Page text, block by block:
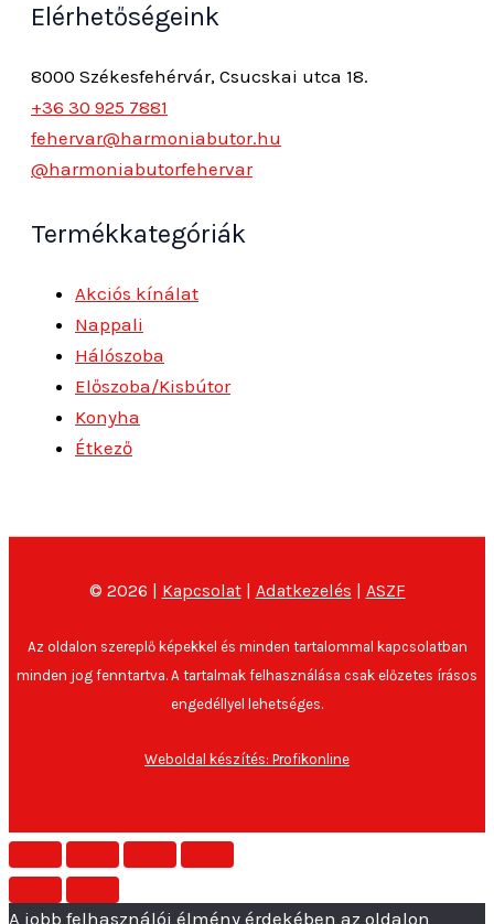
Elérhetőségeink
8000 Székesfehérvár, Csucskai utca 18.
+36 30 925 7881
fehervar@harmoniabutor.hu
@harmoniabutorfehervar
Termékkategóriák
Akciós kínálat
Nappali
Hálószoba
Előszoba/Kisbútor
Konyha
Étkező
© 2026 | Kapcsolat| Adatkezelés | ASZF
Az oldalon szereplő képekkel és minden tartalommal kapcsolatban
minden jog fenntartva. A tartalmak felhasználása csak előzetes írásos
engedéllyel lehetséges.
Weboldal készítés: Profikonline
A jobb felhasználói élmény érdekében az oldalon